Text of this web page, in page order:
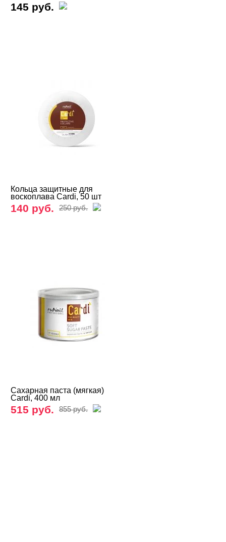
145 руб.
Кольца защитные для
воскоплава Cardi, 50 шт
140 руб. 250 руб.
Сахарная паста (мягкая)
Cardi, 400 мл
515 руб. 855 руб.